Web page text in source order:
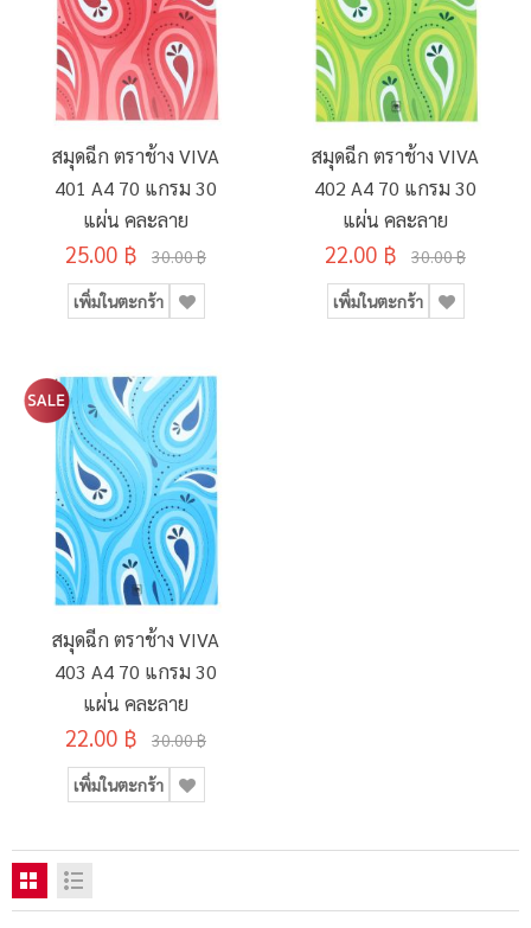
สมุดฉีก ตราช้าง VIVA
401 A4 70 แกรม 30
แผ่น คละลาย
25.00 ฿ 30.00 ฿
เพิ่มในตะกร้า
สมุดฉีก ตราช้าง VIVA
402 A4 70 แกรม 30
แผ่น คละลาย
22.00 ฿ 30.00 ฿
เพิ่มในตะกร้า
สมุดฉีก ตราช้าง VIVA
403 A4 70 แกรม 30
แผ่น คละลาย
22.00 ฿ 30.00 ฿
เพิ่มในตะกร้า